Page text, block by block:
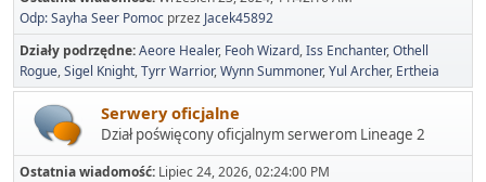
Odp: Sayha Seer Pomoc przez Jacek45892
Działy podrzędne Aeore Healer Feoh Wizard Iss Enchanter Othell
Rogue Sigel Knight Tyrr Warrior Wynn Summoner Yul Archer Ertheia
Serwery oficjalne
Dział poświęcony oficjalnym serwerom Lineage 2
Ostatnia wiadomość: Lipiec 24, 2026, 02:24:00 PM